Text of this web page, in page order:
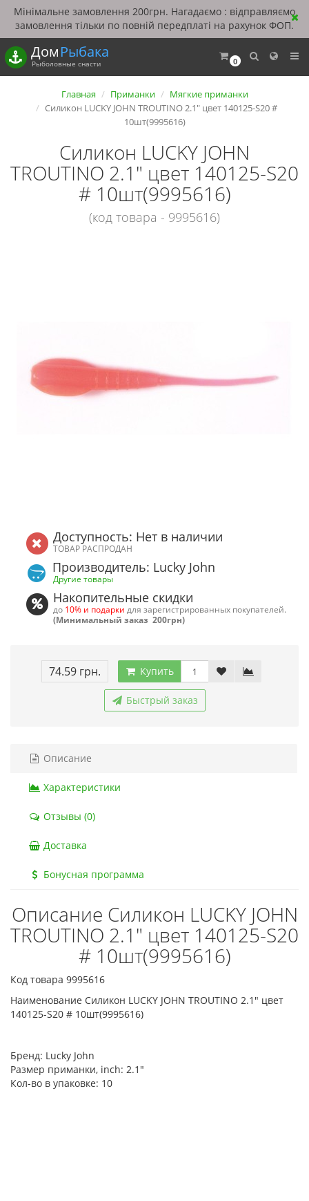
Мінімальне замовлення 200грн. Нагадаємо : відправляємо
замовлення тільки по повній передплаті на рахунок ФОП.
0
ДомРыбака
Рыболовные снасти
Главная Приманки
Мягкие приманки
Силикон LUCKY JOHN TROUTINO 2.1" цвет 140125-S20 #
10шт(9995616)
Силикон LUCKY JOHN
TROUTINO 2.1" цвет 140125-S20
# 10шт(9995616)
(код товара - 9995616)
Доступность: Нет в наличии
ТОВАР РАСПРОДАН
Производитель: Lucky John
Другие товары
Накопительные скидки
до 10% и подарки для зарегистрированных покупателей.
(Минимальный заказ 200грн)
74.59 грн. Купить
Быстрый заказ
Описание
Характеристики
Отзывы (0)
Доставка
Бонусная программа
Описание Силикон LUCKY JOHN
TROUTINO 2.1" цвет 140125-S20
# 10шт(9995616)
Код товара 9995616
Наименование Силикон LUCKY JOHN TROUTINO 2.1" цвет
140125-S20 # 10шт(9995616)
Бренд: Lucky John
Размер приманки, inch: 2.1"
Кол-во в упаковке: 10